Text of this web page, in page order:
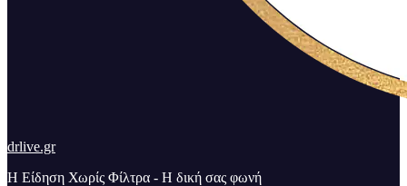
drlive.gr
Η Είδηση Χωρίς Φίλτρα - H δική σας φωνή